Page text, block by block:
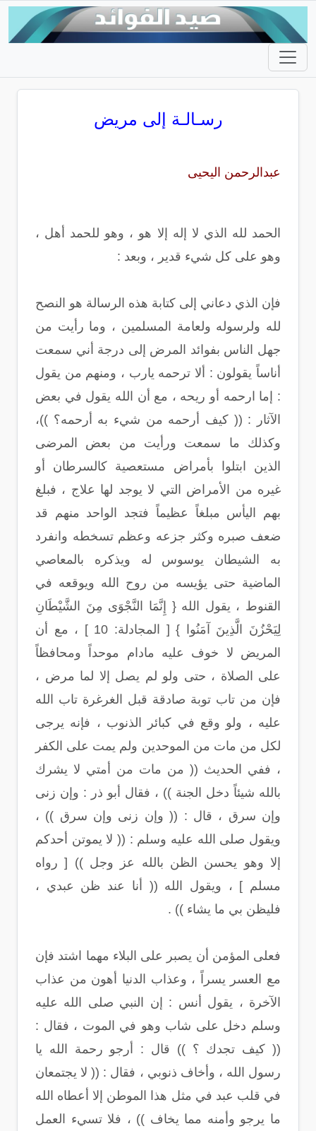
رسـالـة إلى مريض
عبدالرحمن اليحيى
الحمد لله الذي لا إله إلا هو ، وهو للحمد أهل ،
وهو على كل شيء قدير ، وبعد :
فإن الذي دعاني إلى كتابة هذه الرسالة هو النصح
لله ولرسوله ولعامة المسلمين ، وما رأيت من
جهل الناس بفوائد المرض إلى درجة أني سمعت
أناساً يقولون : ألا ترحمه يارب ، ومنهم من يقول
: إما ارحمه أو ريحه ، مع أن الله يقول في بعض
الآثار : (( كيف أرحمه من شيء به أرحمه؟ ))،
وكذلك ما سمعت ورأيت من بعض المرضى
الذين ابتلوا بأمراض مستعصية كالسرطان أو
غيره من الأمراض التي لا يوجد لها علاج ، فبلغ
بهم اليأس مبلغاً عظيماً فتجد الواحد منهم قد
ضعف صبره وكثر جزعه وعظم تسخطه وانفرد
به الشيطان يوسوس له ويذكره بالمعاصي
الماضية حتى يؤيسه من روح الله ويوقعه في
القنوط ، يقول الله { إِنَّمَا النَّجْوَى مِنَ الشَّيْطَانِ
لِيَحْزُنَ الَّذِينَ آمَنُوا } [ المجادلة: 10 ] ، مع أن
المريض لا خوف عليه مادام موحداً ومحافظاً
على الصلاة ، حتى ولو لم يصل إلا لما مرض ،
فإن من تاب توبة صادقة قبل الغرغرة تاب الله
عليه ، ولو وقع في كبائر الذنوب ، فإنه يرجى
لكل من مات من الموحدين ولم يمت على الكفر
، ففي الحديث (( من مات من أمتي لا يشرك
بالله شيئاً دخل الجنة )) ، فقال أبو ذر : وإن زنى
وإن سرق ، قال : (( وإن زنى وإن سرق )) ،
ويقول صلى الله عليه وسلم : (( لا يموتن أحدكم
إلا وهو يحسن الظن بالله عز وجل )) [ رواه
مسلم ] ، ويقول الله (( أنا عند ظن عبدي ،
فليظن بي ما يشاء )) .
فعلى المؤمن أن يصبر على البلاء مهما اشتد فإن
مع العسر يسراً ، وعذاب الدنيا أهون من عذاب
الآخرة ، يقول أنس : إن النبي صلى الله عليه
وسلم دخل على شاب وهو في الموت ، فقال :
(( كيف تجدك ؟ )) قال : أرجو رحمة الله يا
رسول الله ، وأخاف ذنوبي ، فقال : (( لا يجتمعان
في قلب عبد في مثل هذا الموطن إلا أعطاه الله
ما يرجو وأمنه مما يخاف )) ، فلا تسيء العمل